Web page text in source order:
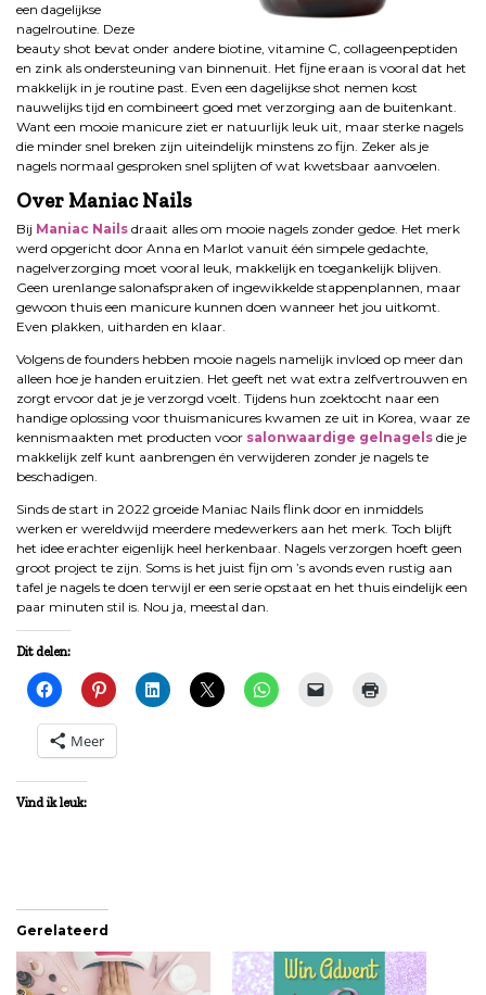
een dagelijkse
nagelroutine. Deze
beauty shot bevat onder andere biotine, vitamine C, collageenpeptiden
en zink als ondersteuning van binnenuit. Het fijne eraan is vooral dat het
makkelijk in je routine past. Even een dagelijkse shot nemen kost
nauwelijks tijd en combineert goed met verzorging aan de buitenkant.
Want een mooie manicure ziet er natuurlijk leuk uit, maar sterke nagels
die minder snel breken zijn uiteindelijk minstens zo fijn. Zeker als je
nagels normaal gesproken snel splijten of wat kwetsbaar aanvoelen.
Over Maniac Nails
Bij Maniac Nails draait alles om mooie nagels zonder gedoe. Het merk
werd opgericht door Anna en Marlot vanuit één simpele gedachte,
nagelverzorging moet vooral leuk, makkelijk en toegankelijk blijven.
Geen urenlange salonafspraken of ingewikkelde stappenplannen, maar
gewoon thuis een manicure kunnen doen wanneer het jou uitkomt.
Even plakken, uitharden en klaar.
Volgens de founders hebben mooie nagels namelijk invloed op meer dan
alleen hoe je handen eruitzien. Het geeft net wat extra zelfvertrouwen en
zorgt ervoor dat je je verzorgd voelt. Tijdens hun zoektocht naar een
handige oplossing voor thuismanicures kwamen ze uit in Korea, waar ze
kennismaakten met producten voor salonwaardige gelnagels die je
makkelijk zelf kunt aanbrengen én verwijderen zonder je nagels te
beschadigen.
Sinds de start in 2022 groeide Maniac Nails flink door en inmiddels
werken er wereldwijd meerdere medewerkers aan het merk. Toch blijft
het idee erachter eigenlijk heel herkenbaar. Nagels verzorgen hoeft geen
groot project te zijn. Soms is het juist fijn om ’s avonds even rustig aan
tafel je nagels te doen terwijl er een serie opstaat en het thuis eindelijk een
paar minuten stil is. Nou ja, meestal dan.
Dit delen:
Meer
Vind ik leuk:
Gerelateerd